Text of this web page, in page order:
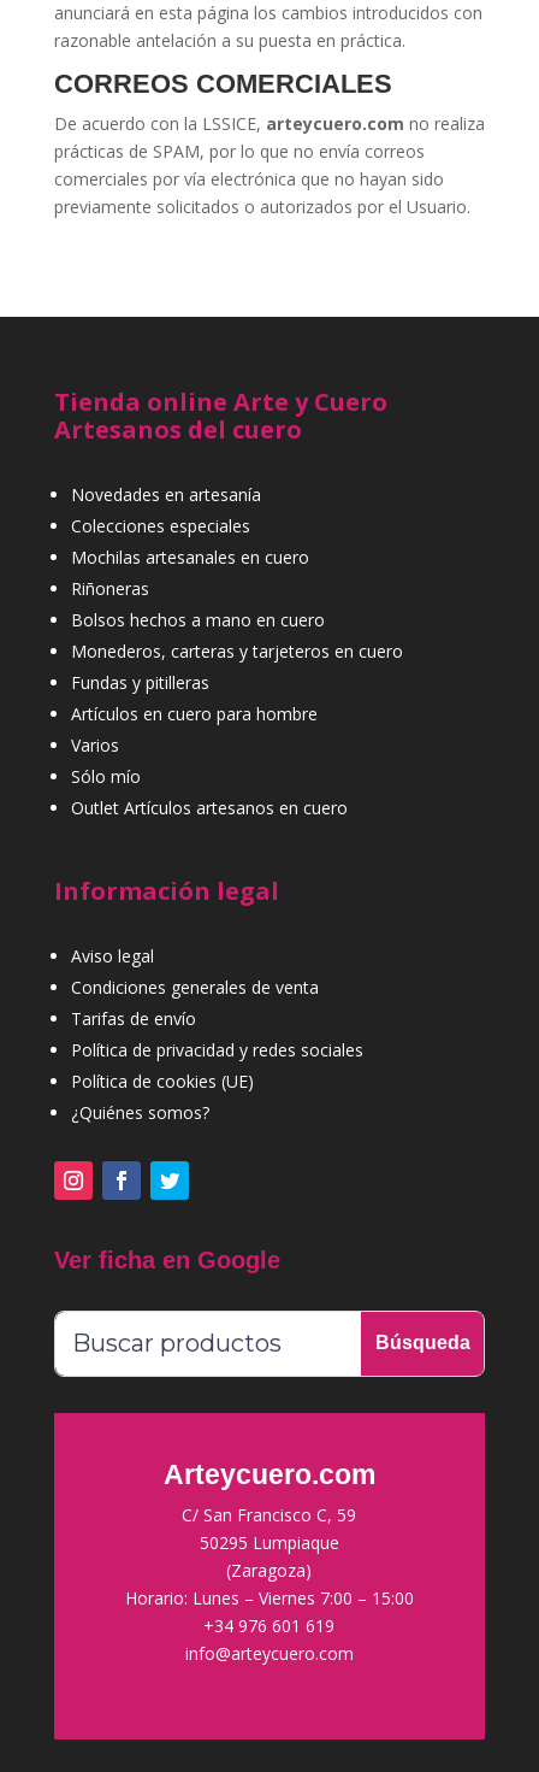
anunciará en esta página los cambios introducidos con
razonable antelación a su puesta en práctica.
CORREOS COMERCIALES
De acuerdo con la LSSICE, arteycuero.com no realiza
prácticas de SPAM, por lo que no envía correos
comerciales por vía electrónica que no hayan sido
previamente solicitados o autorizados por el Usuario.
Tienda online Arte y Cuero
Artesanos del cuero
Novedades en artesanía
Colecciones especiales
Mochilas artesanales en cuero
Riñoneras
Bolsos hechos a mano en cuero
Monederos, carteras y tarjeteros en cuero
Fundas y pitilleras
Artículos en cuero para hombre
Varios
Sólo mío
Outlet Artículos artesanos en cuero
Información legal
Aviso legal
Condiciones generales de venta
Tarifas de envío
Política de privacidad y redes sociales
Política de cookies (UE)
¿Quiénes somos?
Ver ficha en Google
Arteycuero.com
C/ San Francisco C, 59
50295 Lumpiaque
(Zaragoza)
Horario: Lunes – Viernes 7:00 – 15:00
+34 976 601 619
info@arteycuero.com